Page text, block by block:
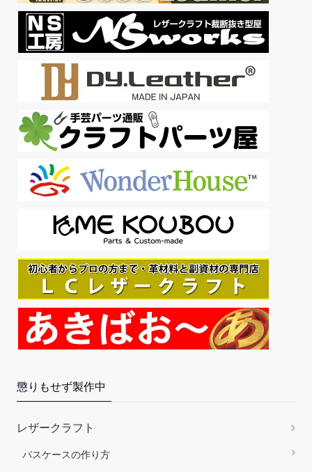
【PDFダウンロード付き】30分からできるレザークラフト入
門 はじめての手づくり革小物
只今、カスタマーの評価を取得しています。
￥1,563 (2025年10月28日 11:55 GMT +09:00 時点 -
Amazon.co.jpで買う
上剤 120g 無色 SWA31505
ちを根本から長期に渡りおさえます。天然ワックスを配合し、
革の自然な風合いや触感を残しながら、柔軟で丈夫な被膜を形
懲りもせず製作中
レザークラフト
パスケースの作り方